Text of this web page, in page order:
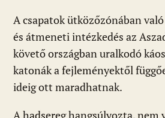
A csapatok ütközőzónában
és átmeneti intézkedés az
követő országban uralkodó
katonák a fejleményektől
ideig ott maradhatnak.